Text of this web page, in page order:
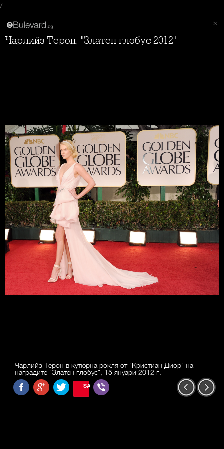
/
Чарлийз Терон, "Златен глобус 2012"
Чарлийз Терон в кутюрна рокля от "Кристиан Диор" на
наградите "Златен глобус", 15 януари 2012 г.
SAVE